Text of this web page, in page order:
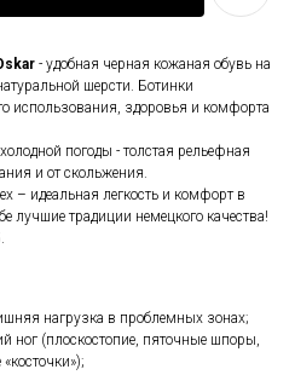
- удобная черная кожаная обувь на
шерсти. Ботинки
использования, здоровья и комфорта
погоды - толстая рельефная
и от скольжения.
– идеальная легкость и комфорт в
лучшие традиции немецкого качества!
нагрузка в проблемных зонах;
ног (плоскостопие, пяточные шпоры,